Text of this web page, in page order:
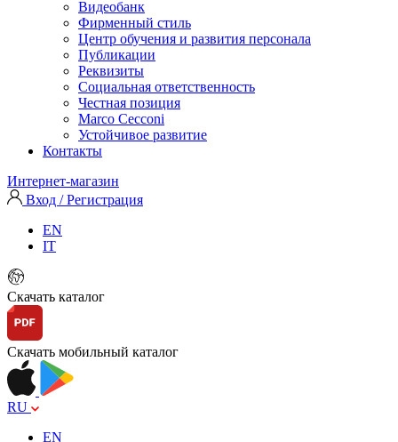
Видеобанк
Фирменный стиль
Центр обучения и развития персонала
Публикации
Реквизиты
Социальная ответственность
Честная позиция
Marco Cecconi
Устойчивое развитие
Контакты
Интернет-магазин
Вход / Регистрация
EN
IT
Скачать каталог
Скачать мобильный каталог
RU
EN